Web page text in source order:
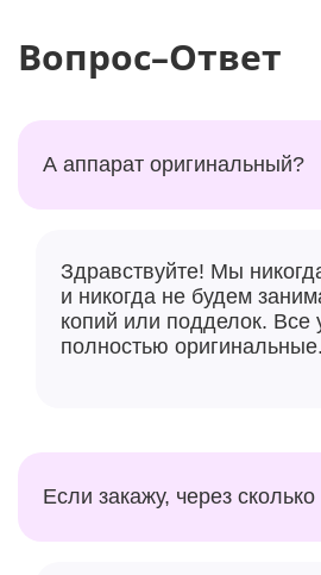
Все это делает MacBook Air 15
для тех, кто ищет мощный и
который способен справиться
помещается в вашем
Вопрос–Ответ
А аппарат оригинальный?
Здравствуйте! Мы
и никогда не будем
копий или подделок. Все
полностью оригинальные.
Если закажу, через